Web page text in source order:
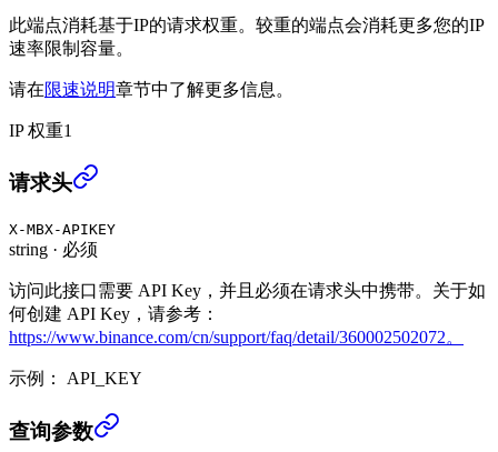
此端点消耗基于IP的请求权重。较重的端点会消耗更多您的IP
速率限制容量。
请在限速说明章节中了解更多信息。
IP 权重1
撤销全部CM订单 (TRADE)
请求头
X-MBX-APIKEY
string · 必须
访问此接口需要 API Key，并且必须在请求头中携带。关于如
何创建 API Key，请参考：
https://www.binance.com/cn/support/faq/detail/360002502072。
示例： API_KEY
撤销全部CM订单 (TRADE)
查询参数